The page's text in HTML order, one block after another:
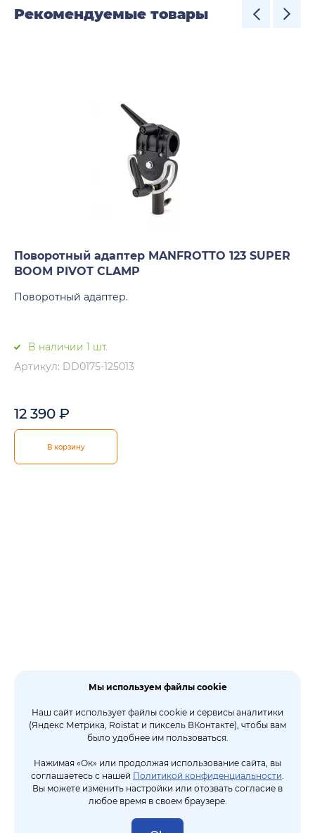
Рекомендуемые товары
Поворотный адаптер MANFROTTO 123 SUPER
BOOM PIVOT CLAMP
Поворотный адаптер.
В наличии 1 шт.
Артикул: DD0175-125013
12 390 ₽
В корзину
Мы используем файлы cookie
Наш сайт использует файлы cookie и сервисы аналитики
(Яндекс Метрика, Roistat и пиксель ВКонтакте), чтобы вам
было удобнее им пользоваться.
Нажимая «Ок» или продолжая использование сайта, вы
соглашаетесь с нашей Политикой конфиденциальности.
Вы можете изменить настройки или отозвать согласие в
любое время в своем браузере.